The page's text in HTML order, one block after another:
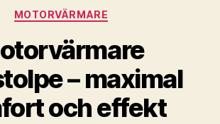
Kategorier
MOTORVÄRMARE
– maximal
och effekt